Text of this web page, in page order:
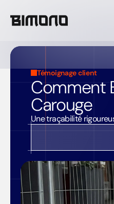
Témoignage client
Comment
Carouge
Une traçabilité